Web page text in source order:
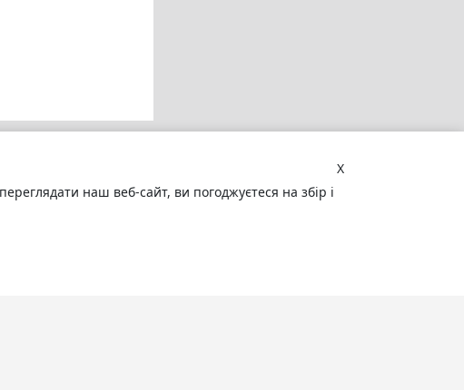
X
наш веб-сайт, ви погоджуєтеся на збір і